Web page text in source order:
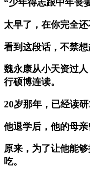
“少年得志跟中年丧
太早了，在你完全
看到这段话，不禁想
魏永康从小天资过
行硕博连读。
20岁那年，已经读
他退学后，他的母亲
原来，为了让他能
吃。